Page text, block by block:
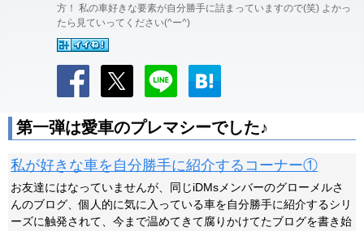
方！ 私の車好きな要素が自分勝手に詰まっていますので(笑) よかっ
たら見ていってください(^ー^)
第一弾は愛車のプレマシーでした♪
私が好きな車を自分勝手に紹介するコーナー①
お友達にはなっていませんが、同じiDMsメンバーのグローメルさ
んのブログ、個人的に気に入っている車を自分勝手に紹介するシリ
ーズに触発されて、今まで温めてきて腐りかけてたブログを書き始